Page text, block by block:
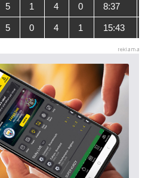
5 1 4 0 8:37
5 0 4 1 15:43